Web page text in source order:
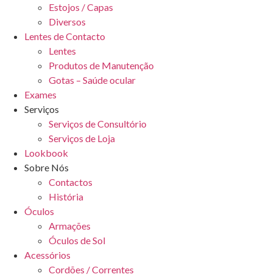
Estojos / Capas
Diversos
Lentes de Contacto
Lentes
Produtos de Manutenção
Gotas – Saúde ocular
Exames
Serviços
Serviços de Consultório
Serviços de Loja
Lookbook
Sobre Nós
Contactos
História
Óculos
Armações
Óculos de Sol
Acessórios
Cordões / Correntes